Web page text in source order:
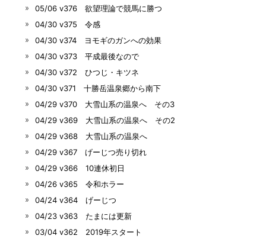
05/06 v376 欲望理論で競馬に勝つ
04/30 v375 令感
04/30 v374 ヨモギのガンへの効果
04/30 v373 平成最後なので
04/30 v372 ひつじ・キツネ
04/30 v371 十勝岳温泉郷から南下
04/29 v370 大雪山系の温泉へ その3
04/29 v369 大雪山系の温泉へ その2
04/29 v368 大雪山系の温泉へ
04/29 v367 げーじつ売り切れ
04/29 v366 10連休初日
04/26 v365 令和ホラー
04/24 v364 げーじつ
04/23 v363 たまには更新
03/04 v362 2019年スタート